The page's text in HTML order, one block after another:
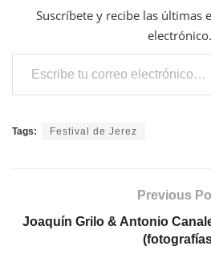
Suscríbete y recibe las últimas
electrónico.
Escribe tu correo electrónico…
Tags: Festival de Jerez
Previous
Joaquín Grilo & Antonio